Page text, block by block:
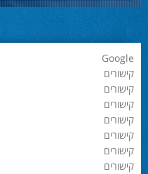
Google
קישורים
קישורים
קישורים
קישורים
קישורים
קישורים
קישורים